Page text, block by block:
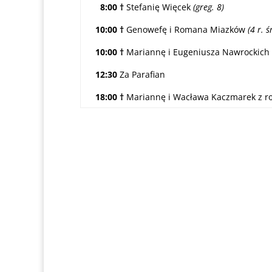
8:00 † Stefanię Więcek (greg. 8)
10:00 † Genowefę i Romana Miazków (4 r.
10:00 † Mariannę i Eugeniusza Nawrockich
12:30 Za Parafian
18:00 † Mariannę i Wacława Kaczmarek z